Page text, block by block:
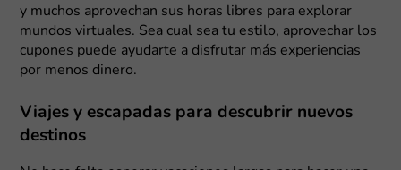
y muchos aprovechan sus horas libres para explorar
mundos virtuales. Sea cual sea tu estilo, aprovechar los
cupones puede ayudarte a disfrutar más experiencias
por menos dinero.
Viajes y escapadas para descubrir nuevos
destinos